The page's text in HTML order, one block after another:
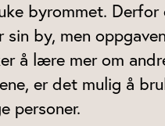
byrommet. Derfor
by, men
å lære mer om
er det mulig å
personer.